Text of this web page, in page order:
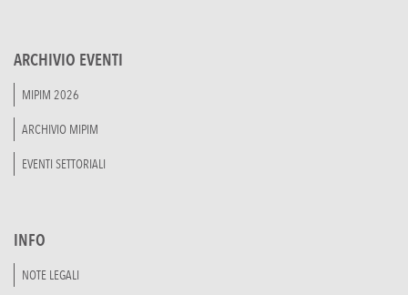
ARCHIVIO EVENTI
MIPIM 2026
ARCHIVIO MIPIM
EVENTI SETTORIALI
INFO
NOTE LEGALI